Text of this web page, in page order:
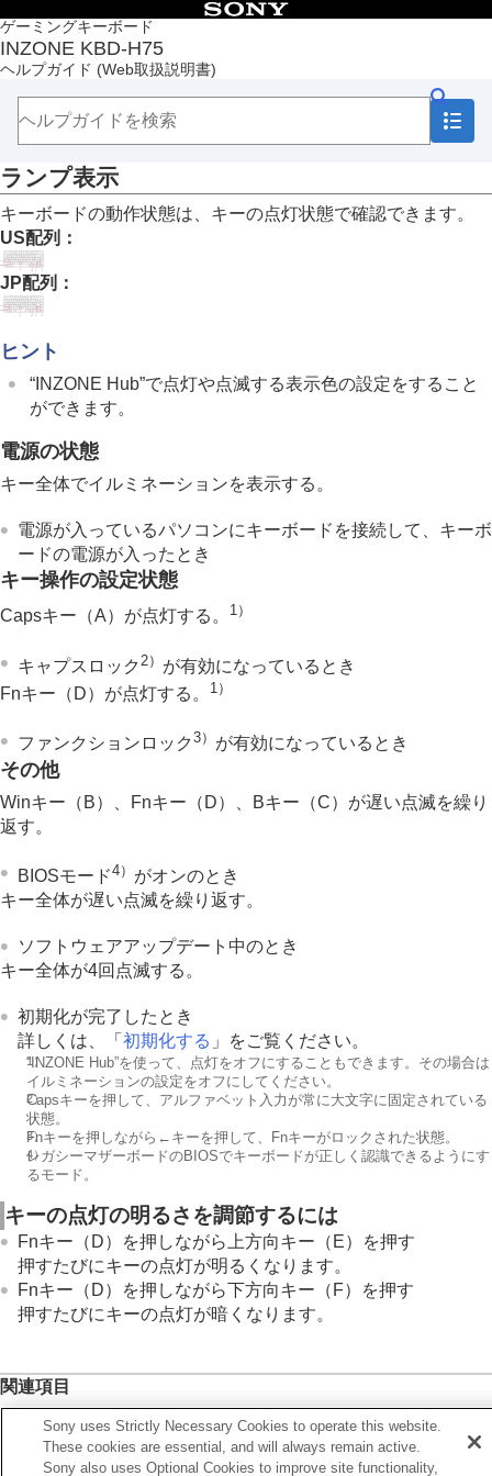
ゲーミングキーボード
INZONE KBD-H75
ヘルプガイド (Web取扱説明書)
目次
トップページ
準備する
各部の名前
ランプ表示
キーボードを使う
キーボードのカスタマイズ
お知らせ
困ったときは
主な仕様
ランプ表示
キーボードの動作状態は、キーの点灯状態で確認できます。
US配列：
JP配列：
ヒント
“INZONE Hub”で点灯や点滅する表示色の設定をすること
ができます。
電源の状態
キー全体でイルミネーションを表示する。
電源が入っているパソコンにキーボードを接続して、キーボ
ードの電源が入ったとき
キー操作の設定状態
Capsキー（A）が点灯する。 1）
キャプスロック 2） が有効になっているとき
Fnキー（D）が点灯する。
1）
ファンクションロック 3） が有効になっているとき
その他
Winキー（B）、Fnキー（D）、Bキー（C）が遅い点滅を繰り
返す。
BIOSモード4） がオンのとき
キー全体が遅い点滅を繰り返す。
ソフトウェアアップデート中のとき
キー全体が4回点滅する。
初期化が完了したとき
詳しくは、「 初期化する 」をご覧ください。
1）
“INZONE Hub”を使って、点灯をオフにすることもできます。その場合は
イルミネーションの設定をオフにしてください。
2）
Capsキーを押して、アルファベット入力が常に大文字に固定されている
状態。
3）
Fnキーを押しながら←キーを押して、Fnキーがロックされた状態。
4）
レガシーマザーボードのBIOSでキーボードが正しく認識できるようにす
るモード。
キーの点灯の明るさを調節するには
Fnキー（D）を押しながら上方向キー（E）を押す
押すたびにキーの点灯が明るくなります。
Fnキー（D）を押しながら下方向キー（F）を押す
押すたびにキーの点灯が暗くなります。
関連項目
キーボードを使う
ソフトウェアを最新の状態に保つ方法（快適にご使用いた
Sony uses Strictly Necessary Cookies to operate this website.
These cookies are essential, and will always remain active.
Sony also uses Optional Cookies to improve site functionality,